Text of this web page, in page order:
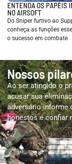
ENTENDA OS PAPÉIS
NO AIRSOFT
Do Sniper furtivo ao
conheça as funções
o sucesso em combate
Nossos
Ao ser atingido o
acusar sua
adversário informe
honestos e confiar